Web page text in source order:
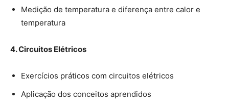
Medição de temperatura e diferença entre calor e
temperatura
4. Circuitos Elétricos
Exercícios práticos com circuitos elétricos
Aplicação dos conceitos aprendidos